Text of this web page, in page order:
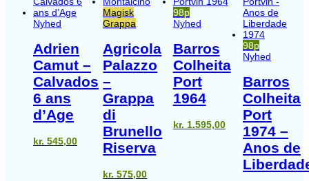
Nyhed
Adrien
Camut –
Calvados
6 ans
d’Age
kr. 545,00
Magisk
Grappa
Agricola
Palazzo
–
Grappa
di
Brunello
Riserva
kr. 575,00
98p
Nyhed
Barros
Colheita
Port
1964
kr. 1.595,00
98p
Nyhed
Barros
Colheita
Port
1974 –
Anos de